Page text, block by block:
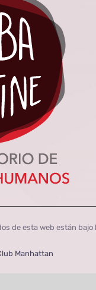
de esta web están bajo
Manhattan